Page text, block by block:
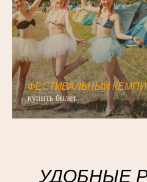
ФЕСТИВАЛЬНЫЙ
купить билет
УДОБНЫЕ